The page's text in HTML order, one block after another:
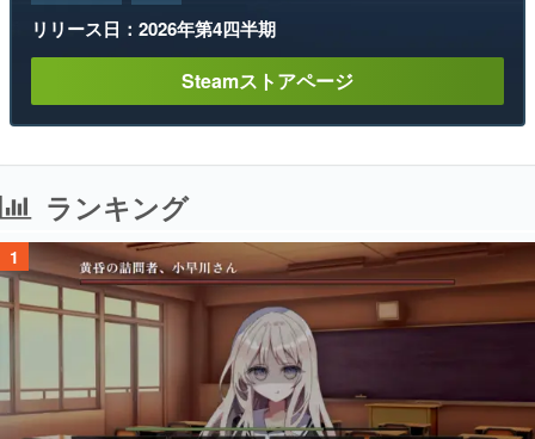
リリース日：2026年第4四半期
Steamストアページ
ランキング
1